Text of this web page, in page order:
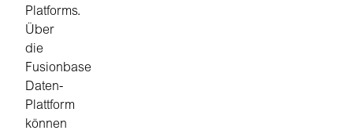
Platforms.
Über
die
Fusionbase
Daten-
Plattform
können